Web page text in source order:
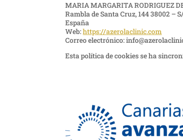
MARIA MARGARITA RODRIGUEZ
Rambla de Santa Cruz, 144 38002 –
España
Web:https://azerolaclinic.com
Correo electrónico:
Esta política de cookies se ha